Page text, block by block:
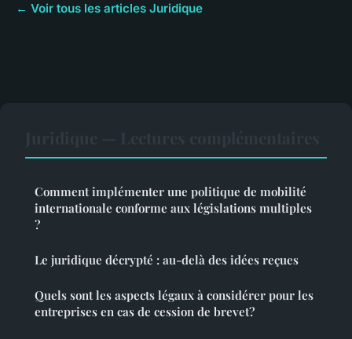
← Voir tous les articles Juridique
Comment implémenter une politique de mobilité
internationale conforme aux législations multiples
?
Le juridique décrypté : au-delà des idées reçues
Quels sont les aspects légaux à considérer pour les
entreprises en cas de cession de brevet?